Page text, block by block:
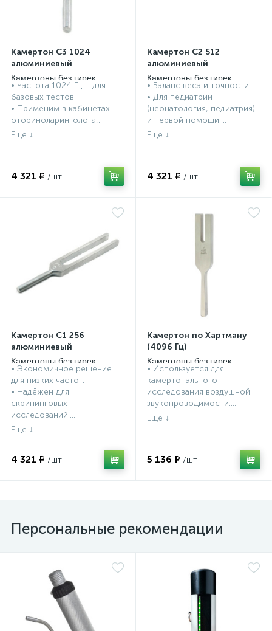
Камертон С3 1024
алюминиевый
Камертоны без гирек
• Частота 1024 Гц – для
базовых тестов.
• Применим в кабинетах
оториноларинголога,...
4 321 ₽
Камертон C2 512
алюминиевый
Камертоны без гирек
• Баланс веса и точности.
• Для педиатрии
(неонатология, педиатрия)
и первой помощи....
4 321 ₽
Камертон C1 256
алюминиевый
Камертоны без гирек
• Экономичное решение
для низких частот.
• Надёжен для
скрининговых
исследований....
4 321 ₽
Камертон по Хартману
(4096 Гц)
Камертоны без гирек
• Используется для
камертонального
исследования воздушной
звукопроводимости....
5 136 ₽
Персональные рекомендации